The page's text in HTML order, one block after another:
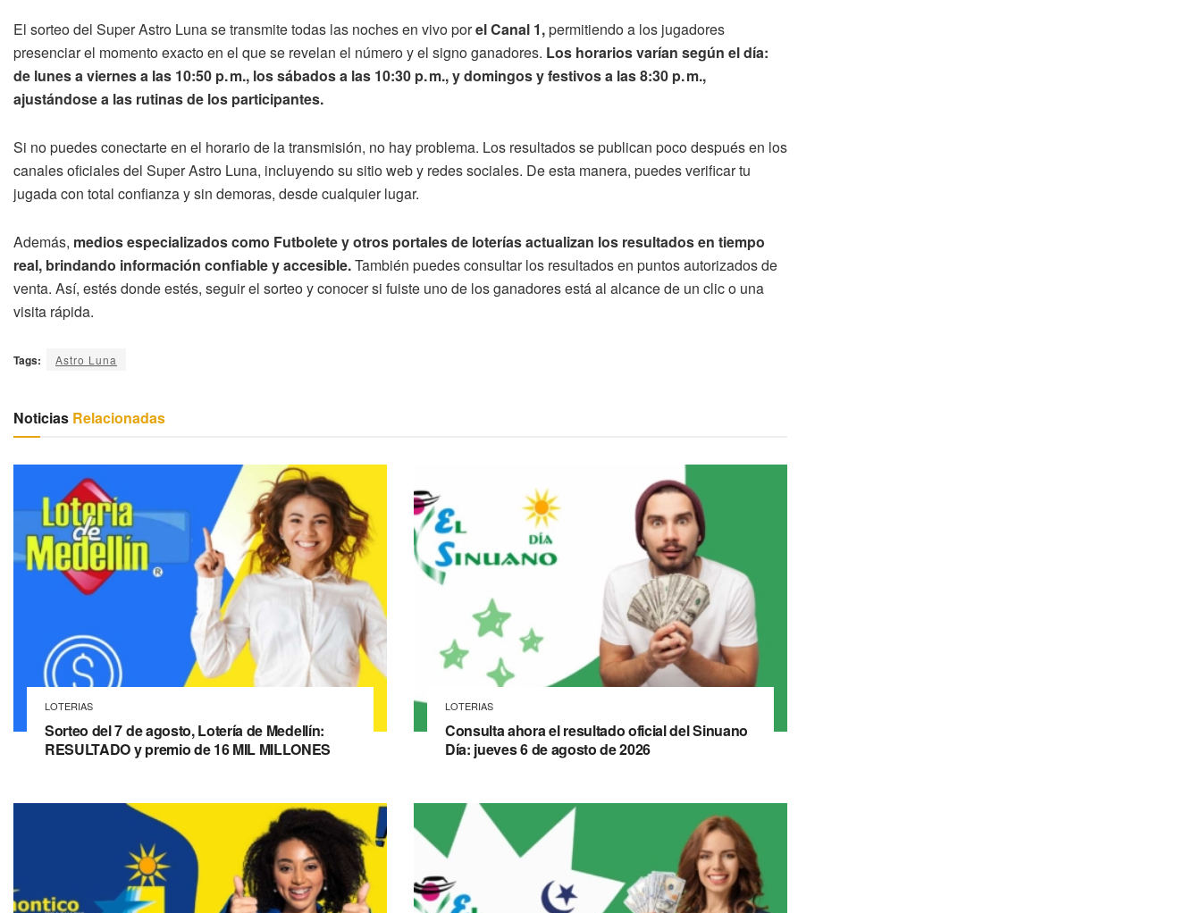
El sorteo del Super Astro Luna se transmite todas las noches en vivo porel Canal 1,permitiendo a los jugadores
presenciar el momento exacto en el que se revelan el número y el signo ganadores. Los horarios varían según el día:
de lunes a viernes a las 10:50 p. m., los sábados a las 10:30 p. m., y domingos y festivos a las 8:30 p. m.,
ajustándose a las rutinas de los participantes.
Si no puedes conectarte en el horario de la transmisión, no hay problema. Los resultados se publican poco después en los
canales oficiales del Super Astro Luna, incluyendo su sitio web y redes sociales. De esta manera, puedes verificar tu
jugada con total confianza y sin demoras, desde cualquier lugar.
Además, medios especializados como Futbolete y otros portales de loterías actualizan los resultados en tiempo
real, brindando información confiable y accesible.También puedes consultar los resultados en puntos autorizados de
venta. Así, estés donde estés, seguir el sorteo y conocer si fuiste uno de los ganadores está al alcance de un clic o una
visita rápida.
Tags: Astro Luna
Noticias Relacionadas
LOTERIAS
Sorteo del 7 de agosto, Lotería de Medellín:
RESULTADO y premio de 16 MIL MILLONES
LOTERIAS
Consulta ahora el resultado oficial del Sinuano
Día: jueves 6 de agosto de 2026